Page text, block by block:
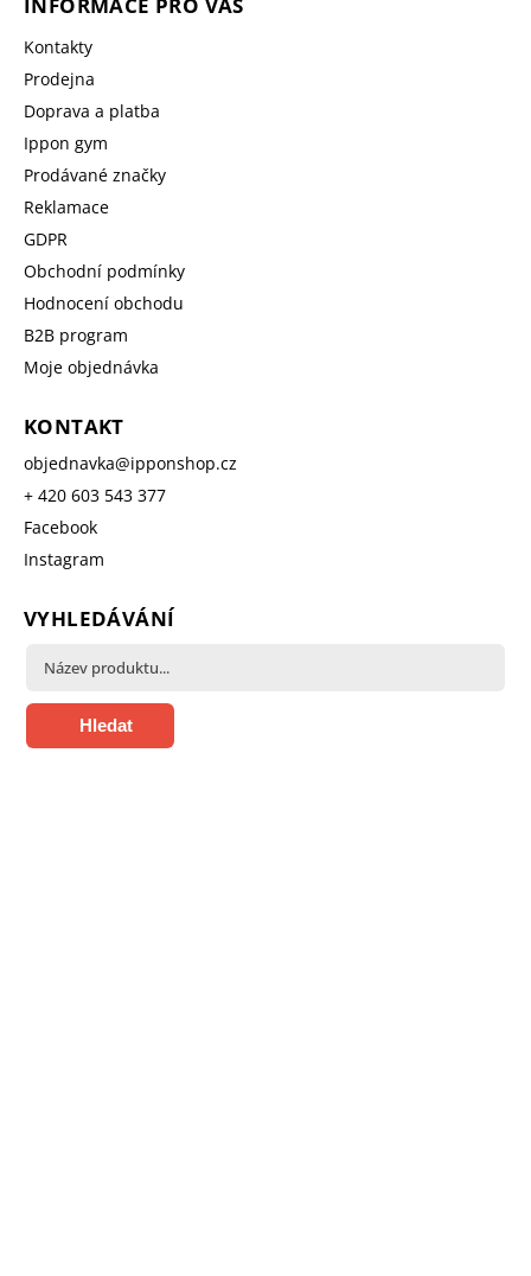
Kontakty
Prodejna
Doprava a platba
Ippon gym
Prodávané značky
Reklamace
GDPR
Obchodní podmínky
Hodnocení obchodu
B2B program
Moje objednávka
KONTAKT
objednavka@ipponshop.cz
+ 420 603 543 377
Facebook
Instagram
VYHLEDÁVÁNÍ
Hledat